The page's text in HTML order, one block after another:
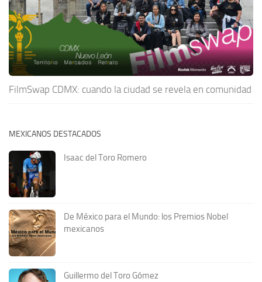
FilmSwap CDMX: cuando la ciudad se revela en comunidad
MEXICANOS DESTACADOS
Isaac del Toro Romero
De México para el Mundo: los Premios Nobel
mexicanos
Guillermo del Toro Gómez